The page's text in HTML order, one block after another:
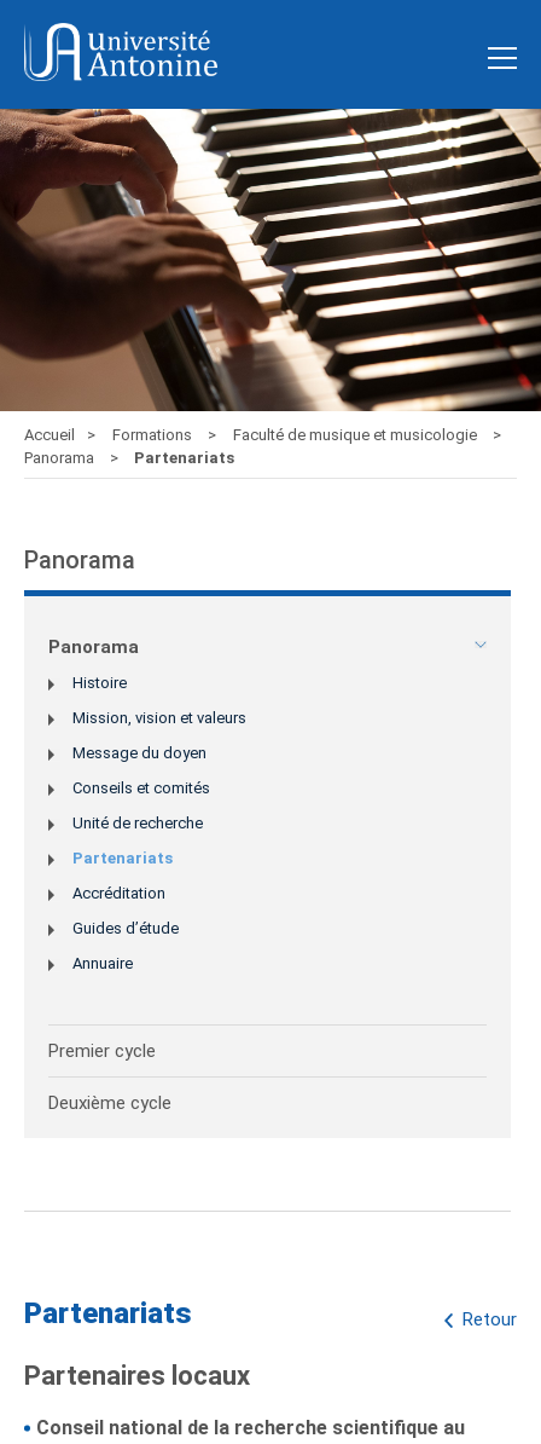
Accueil Formations
Faculté de musique et musicologie
Panorama
Partenariats
Panorama
Panorama
Histoire
Mission, vision et valeurs
Message du doyen
Conseils et comités
Unité de recherche
Partenariats
Accréditation
Guides d’étude
Annuaire
Premier cycle
Deuxième cycle
Retour
Partenariats
Partenaires locaux
Conseil national de la recherche scientifique au